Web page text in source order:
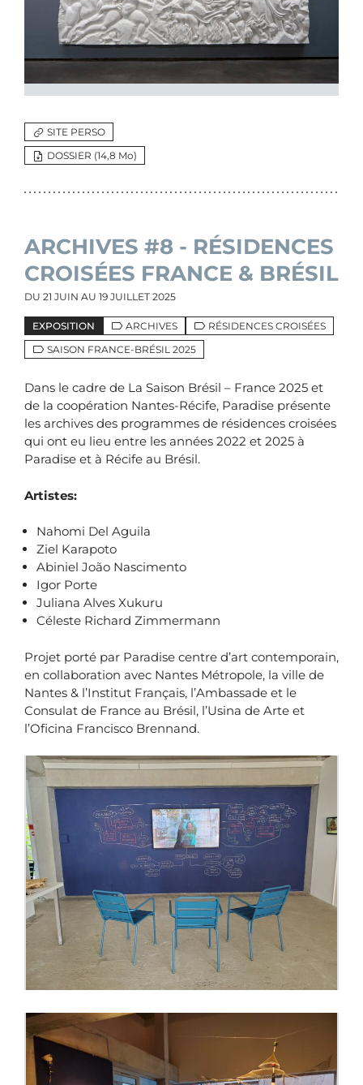
SITE PERSO
DOSSIER (14,8 Mo)
ARCHIVES #8 - RÉSIDENCES
CROISÉES FRANCE & BRÉSIL
DU 21 JUIN AU 19 JUILLET 2025
EXPOSITION ARCHIVES
RÉSIDENCES CROISÉES
SAISON FRANCE-BRÉSIL 2025
Dans le cadre de La Saison Brésil – France 2025 et
de la coopération Nantes-Récife, Paradise présente
les archives des programmes de résidences croisées
qui ont eu lieu entre les années 2022 et 2025 à
Paradise et à Récife au Brésil.
Artistes:
Nahomi Del Aguila
Ziel Karapoto
Abiniel João Nascimento
Igor Porte
Juliana Alves Xukuru
Céleste Richard Zimmermann
Projet porté par Paradise centre d’art contemporain,
en collaboration avec Nantes Métropole, la ville de
Nantes & l’Institut Français, l’Ambassade et le
Consulat de France au Brésil, l’Usina de Arte et
l’Oficina Francisco Brennand.